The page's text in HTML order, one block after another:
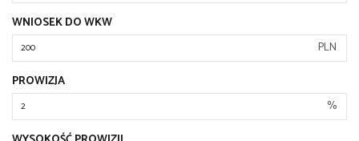
WNIOSEK DO WKW
PLN
PROWIZJA
%